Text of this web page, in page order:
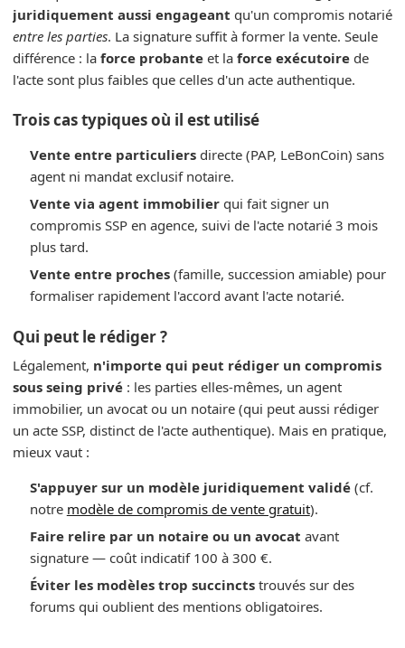
juridiquement aussi engageant qu'un compromis notarié
entre les parties. La signature suffit à former la vente. Seule
différence : la force probante et la force exécutoire de
l'acte sont plus faibles que celles d'un acte authentique.
Trois cas typiques où il est utilisé
Vente entre particuliersdirecte (PAP, LeBonCoin) sans
agent ni mandat exclusif notaire.
Vente via agent immobilierqui fait signer un
compromis SSP en agence, suivi de l'acte notarié 3 mois
plus tard.
Vente entre proches(famille, succession amiable) pour
formaliser rapidement l'accord avant l'acte notarié.
Qui peut le rédiger ?
Légalement, n'importe qui peut rédiger un compromis
sous seing privé : les parties elles-mêmes, un agent
immobilier, un avocat ou un notaire (qui peut aussi rédiger
un acte SSP, distinct de l'acte authentique). Mais en pratique,
mieux vaut :
S'appuyer sur un modèle juridiquement validé(cf.
notre modèle de compromis de vente gratuit).
Faire relire par un notaire ou un avocat avant
signature — coût indicatif 100 à 300 €.
Éviter les modèles trop succinctstrouvés sur des
forums qui oublient des mentions obligatoires.